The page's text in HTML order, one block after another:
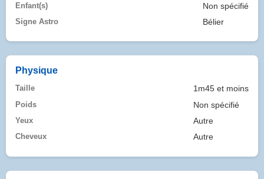
Enfant(s) Non spécifié
Signe Astro Bélier
Physique
Taille 1m45 et moins
Poids Non spécifié
Yeux Autre
Cheveux Autre